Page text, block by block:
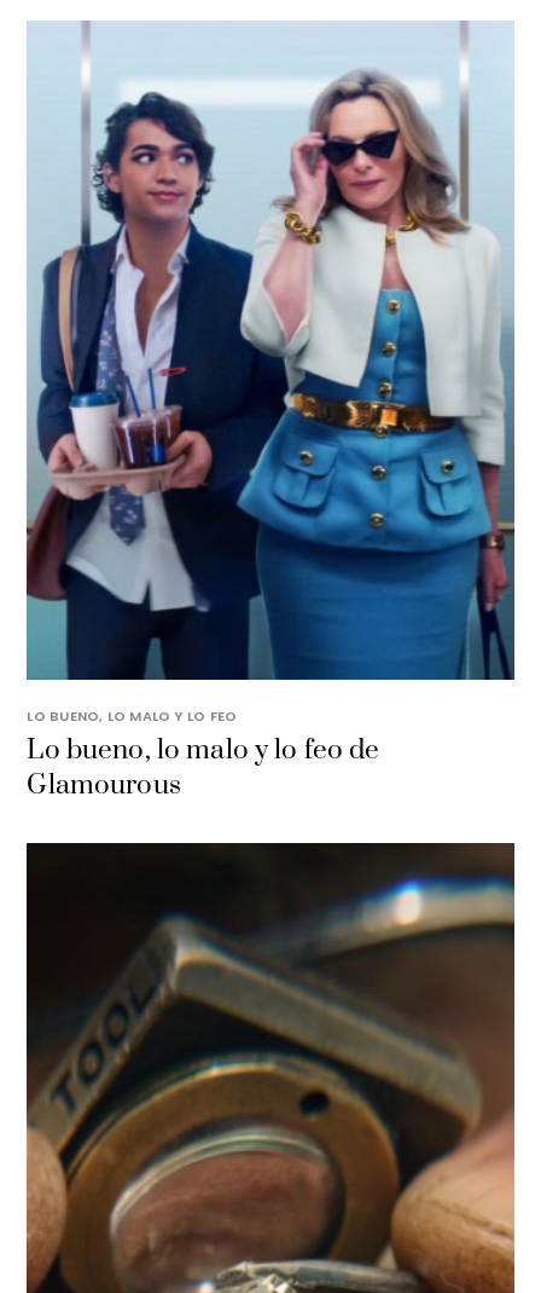
LO BUENO, LO MALO Y LO FEO
Lo bueno, lo malo y lo feo de
Glamourous